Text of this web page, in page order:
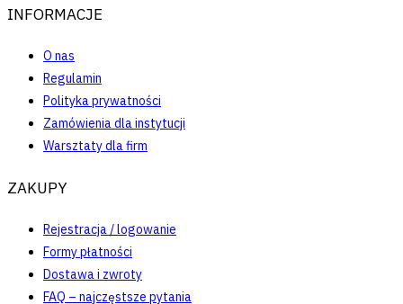
INFORMACJE
O nas
Regulamin
Polityka prywatności
Zamówienia dla instytucji
Warsztaty dla firm
ZAKUPY
Rejestracja / logowanie
Formy płatności
Dostawa i zwroty
FAQ – najczęstsze pytania